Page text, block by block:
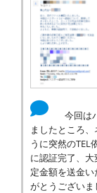
今回は
ましたところ
うに突然のTEL
に認証完了、
定金額を送金
がとうございま